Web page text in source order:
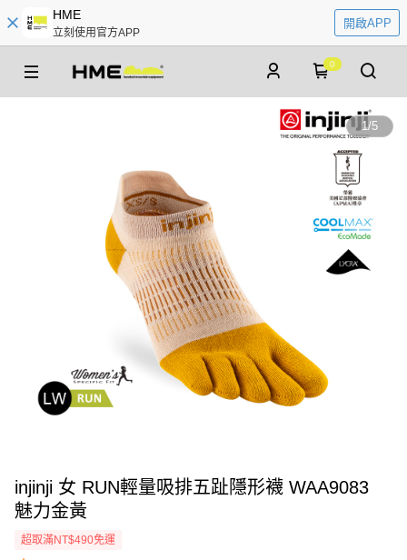
HME
立刻使用官方APP
開啟APP
0
1/5
injinji 女 RUN輕量吸排五趾隱形襪 WAA9083
魅力金黃
超取滿NT$490免運